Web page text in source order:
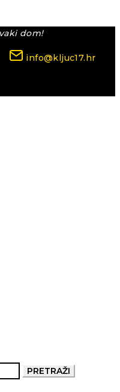
dom!
info@kljuc17.hr
PRETRAŽI